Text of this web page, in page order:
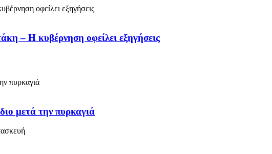
– Η κυβέρνηση οφείλει εξηγήσεις
μετά την πυρκαγιά